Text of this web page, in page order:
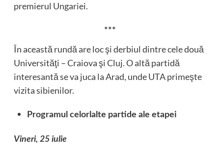
premierul Ungariei.
***
În această rundă are loc şi derbiul dintre cele două
Universităţi – Craiova şi Cluj. O altă partidă
interesantă se va juca la Arad, unde UTA primeşte
vizita sibienilor.
Programul celorlalte partide ale etapei
Vineri, 25 iulie